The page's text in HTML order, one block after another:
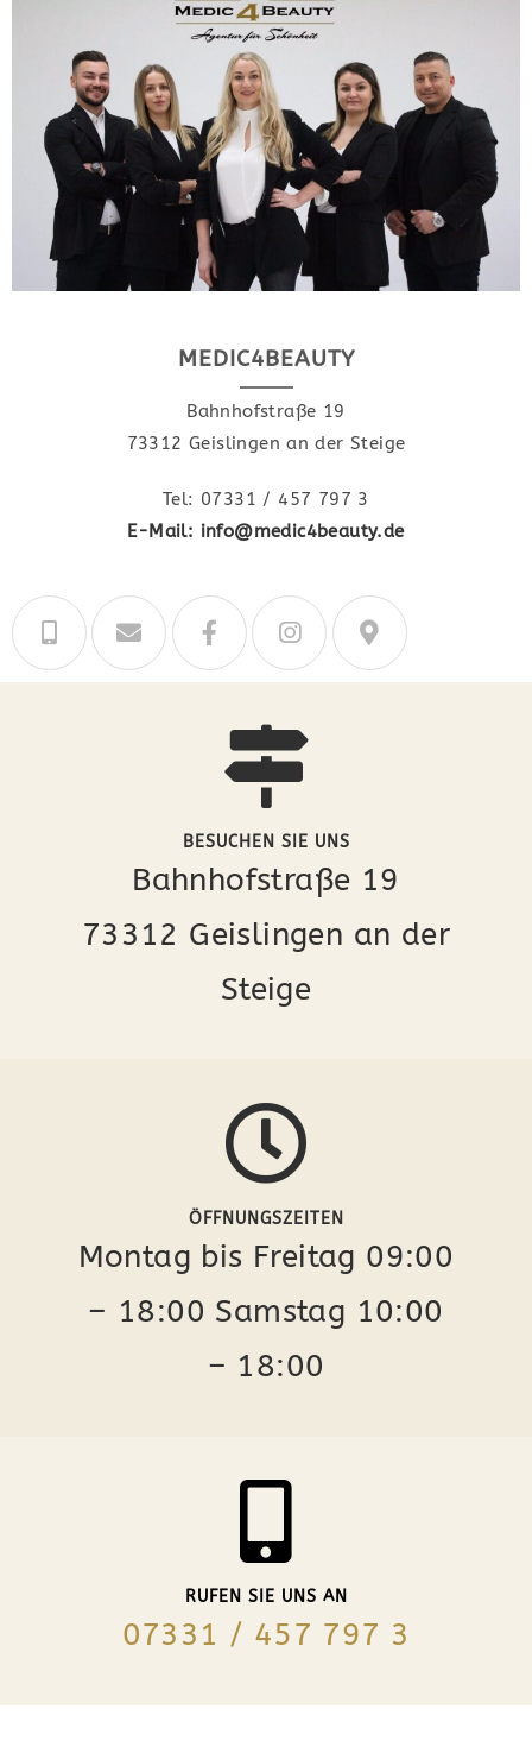
MEDIC4BEAUTY
Bahnhofstraße 19
73312 Geislingen an der Steige
Tel: 07331 / 457 797 3
E-Mail: info@medic4beauty.de
BESUCHEN SIE UNS
Bahnhofstraße 19
73312 Geislingen an der
Steige
ÖFFNUNGSZEITEN
Montag bis Freitag 09:00
– 18:00 Samstag 10:00
– 18:00
RUFEN SIE UNS AN
07331 / 457 797 3